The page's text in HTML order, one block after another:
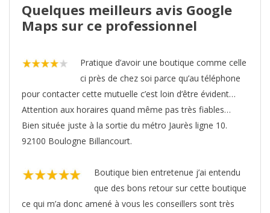
Quelques meilleurs avis Google
Maps sur ce professionnel
Pratique d’avoir une boutique comme celle
ci près de chez soi parce qu’au téléphone
pour contacter cette mutuelle c’est loin d’être évident…
Attention aux horaires quand même pas très fiables…
Bien située juste à la sortie du métro Jaurès ligne 10.
92100 Boulogne Billancourt.
Boutique bien entretenue j’ai entendu
que des bons retour sur cette boutique
ce qui m’a donc amené à vous les conseillers sont très